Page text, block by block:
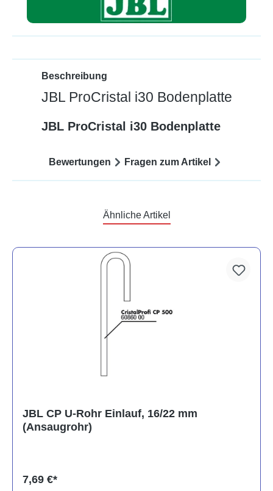
Beschreibung
JBL ProCristal i30 Bodenplatte
JBL ProCristal i30 Bodenplatte
Bewertungen Fragen zum Artikel
Ähnliche Artikel
JBL CP U-Rohr Einlauf, 16/22 mm
(Ansaugrohr)
7,69 €*